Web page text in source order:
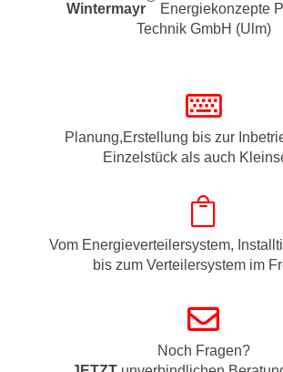
Wintermayr
Energiekonzepte
Technik GmbH (Ulm)

Planung,Erstellung bis zur
Einzelstück als auch

Vom Energieverteilersystem,
bis zum Verteilersystem im

Noch Fragen?